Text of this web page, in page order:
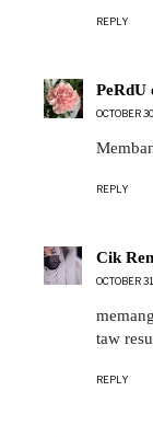
REPLY
PeRdU
OCTOBER
REPLY
Cik
OCTOBER
taw
REPLY